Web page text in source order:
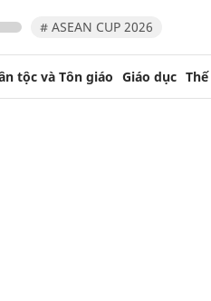
# ASEAN CUP 2026
tộc và Tôn giáo Giáo dục